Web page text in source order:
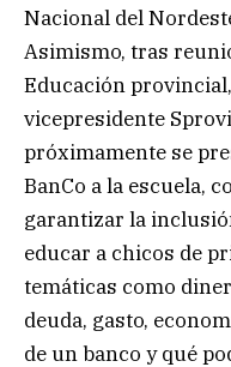
Nacional del
Asimismo, tras
Educación
vicepresidente
próximamente se
BanCo a la escuela,
garantizar la
educar a chicos de
temáticas como
deuda, gasto,
de un banco y qué